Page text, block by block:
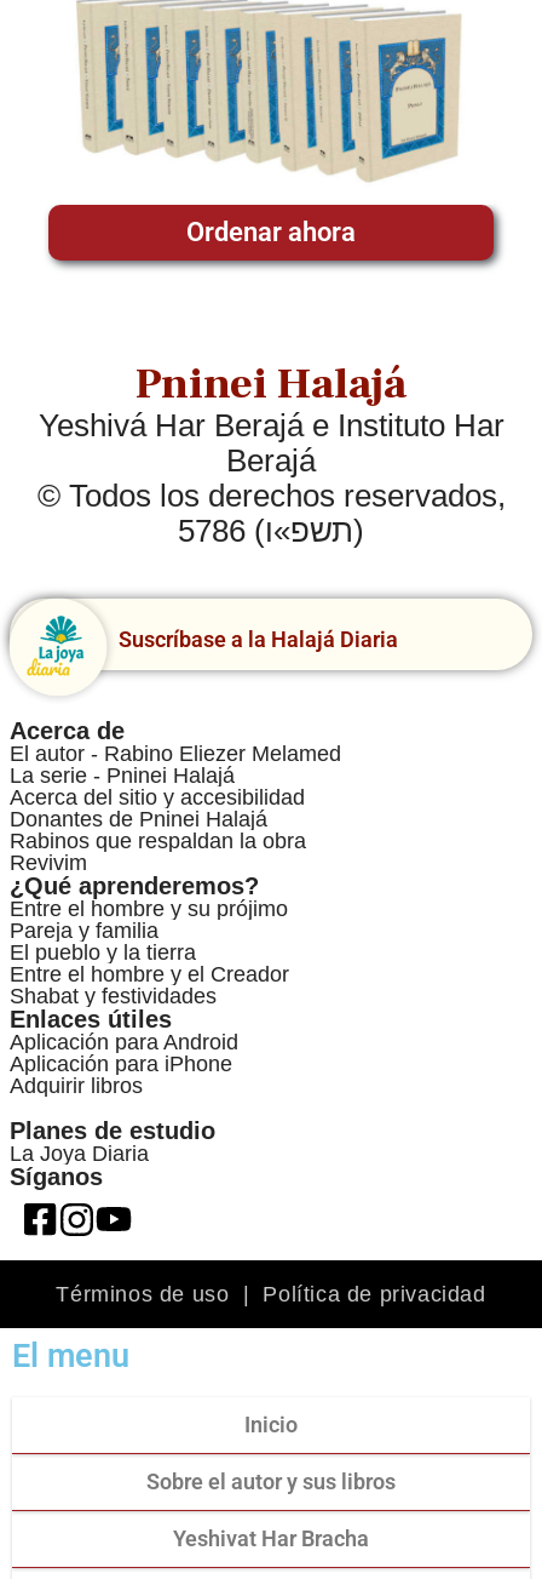
Ordenar ahora
Pninei Halajá
Yeshivá Har Berajá e Instituto Har
Berajá
© Todos los derechos reservados,
5786 (תשפ»ו)
Suscríbase a la Halajá Diaria
Acerca de
El autor - Rabino Eliezer Melamed
La serie - Pninei Halajá
Acerca del sitio y accesibilidad
Donantes de Pninei Halajá
Rabinos que respaldan la obra
Revivim
¿Qué aprenderemos?
Entre el hombre y su prójimo
Pareja y familia
El pueblo y la tierra
Entre el hombre y el Creador
Shabat y festividades
Enlaces útiles
Aplicación para Android
Aplicación para iPhone
Adquirir libros
Planes de estudio
La Joya Diaria
Síganos
Términos de uso Política de privacidad
El menu
Inicio
Sobre el autor y sus libros
Yeshivat Har Bracha